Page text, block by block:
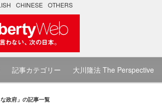
CHINESE OTHERS
記事カテゴリー 大川隆法 The Perspective
政府」の記事一覧